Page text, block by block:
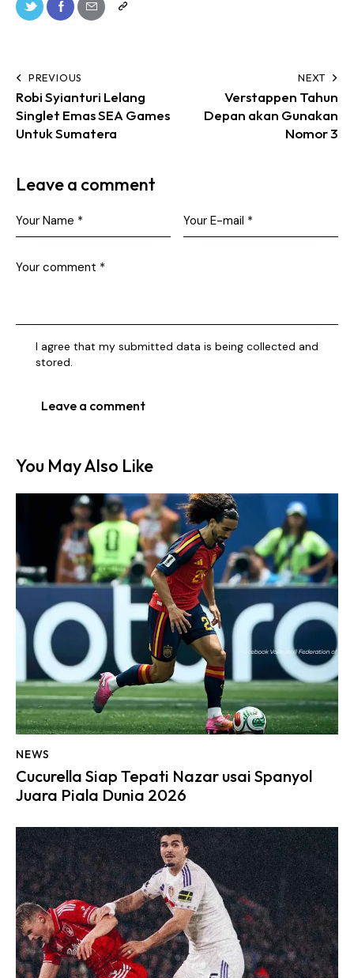
PREVIOUS
Robi Syianturi Lelang
Singlet Emas SEA Games
Untuk Sumatera
NEXT
Verstappen Tahun
Depan akan Gunakan
Nomor 3
Leave a comment
I agree that my submitted data is being collected and
stored.
You May Also Like
NEWS
Cucurella Siap Tepati Nazar usai Spanyol
Juara Piala Dunia 2026